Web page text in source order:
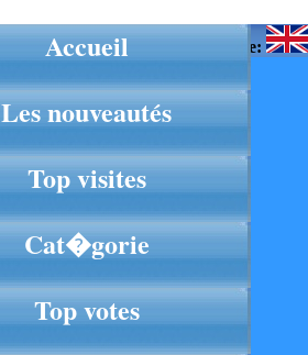
Langue:
Accueil
Les nouveautés
Top visites
Cat�gorie
Top votes